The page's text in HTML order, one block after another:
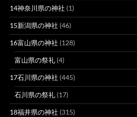
14神奈川県の神社 (1)
15新潟県の神社 (46)
16富山県の神社 (128)
富山県の祭礼 (4)
17石川県の神社 (445)
石川県の祭礼 (17)
18福井県の神社 (315)